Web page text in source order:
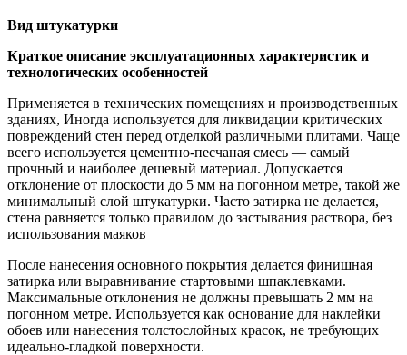
Вид штукатурки
Краткое описание эксплуатационных характеристик и
технологических особенностей
Применяется в технических помещениях и производственных
зданиях, Иногда используется для ликвидации критических
повреждений стен перед отделкой различными плитами. Чаще
всего используется цементно-песчаная смесь — самый
прочный и наиболее дешевый материал. Допускается
отклонение от плоскости до 5 мм на погонном метре, такой же
минимальный слой штукатурки. Часто затирка не делается,
стена равняется только правилом до застывания раствора, без
использования маяков
После нанесения основного покрытия делается финишная
затирка или выравнивание стартовыми шпаклевками.
Максимальные отклонения не должны превышать 2 мм на
погонном метре. Используется как основание для наклейки
обоев или нанесения толстослойных красок, не требующих
идеально-гладкой поверхности.